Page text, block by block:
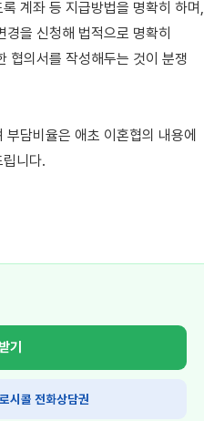
계좌 등 지급방법을 명확히 하며,
을 신청해 법적으로 명확히
협의서를 작성해두는 것이 분쟁
담비율은 애초 이혼협의 내용에
니다.
기
시콜 전화상담권